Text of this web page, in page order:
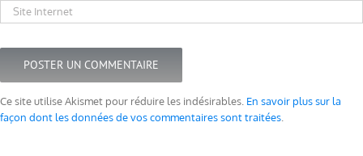
Ce site utilise Akismet pour réduire les indésirables. En savoir plus sur la
façon dont les données de vos commentaires sont traitées